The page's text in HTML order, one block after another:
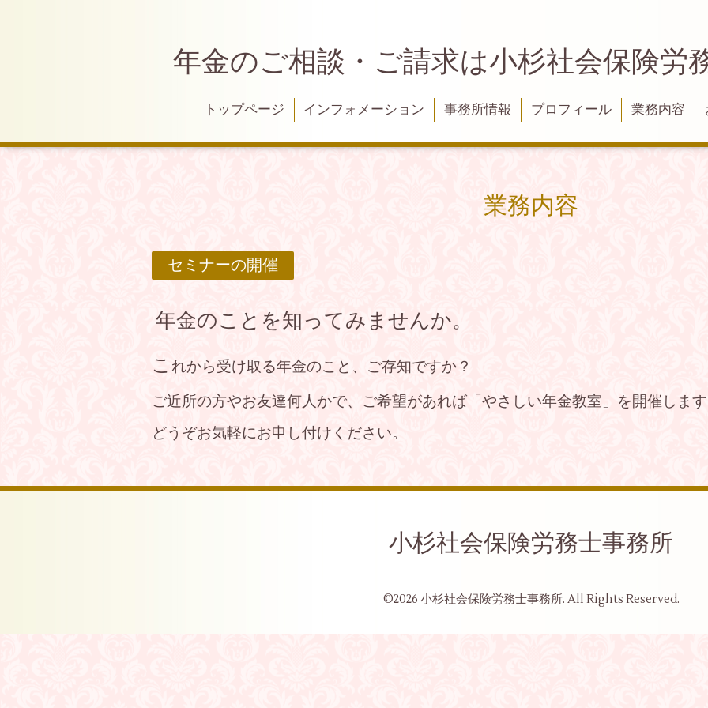
年金のご相談・ご請求は小杉社会保険労
トップページ インフォメーション 事務所情報 プロフィール 業務内容
業務内容
セミナーの開催
年金のことを知ってみませんか。
こ れから受け取る年金のこと、ご存知ですか？
ご近所の方やお友達何人かで、ご希望があれば「やさしい年金教室」を開催しま
どうぞお気軽にお申し付けください。
小杉社会保険労務士事務所
©2026 小杉社会保険労務士事務所. All Rights Reserved.